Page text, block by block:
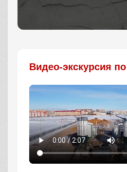
Видео-экскурсия